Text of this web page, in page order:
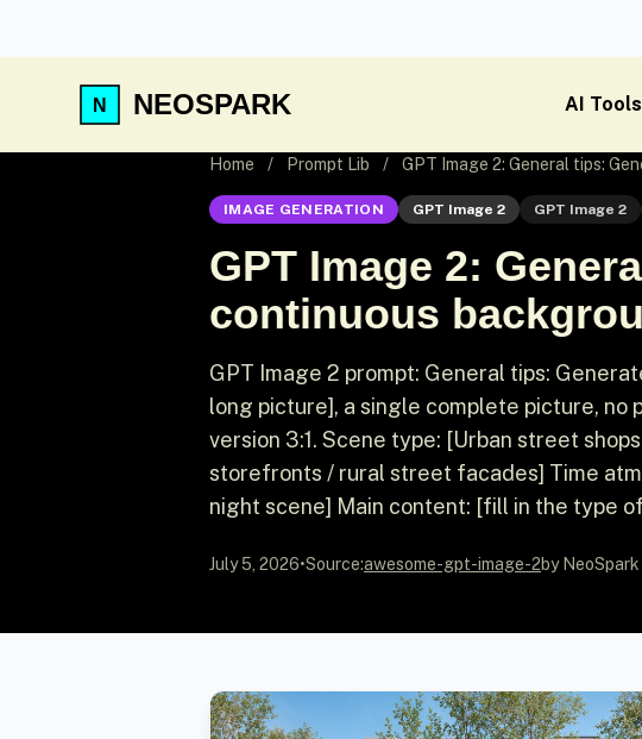
NEOSPARK AI Tools
Home / Prompt Lib / GPT Image 2: General tips:
IMAGE GENERATION GPT Image 2 GPT Image 2
GPT Image 2:
continuous
GPT Image 2 prompt: General tips:
long picture], a single complete picture, no
version 3:1. Scene type: [Urban street
storefronts / rural street facades] Time
night scene] Main content: [fill in the type
July 5, 2026•Source:awesome-gpt-image-2by